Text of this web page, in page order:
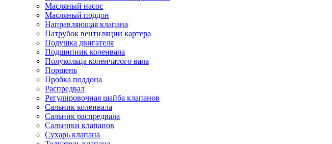
Масляный насос
Масляный поддон
Направляющая клапана
Патрубок вентиляции картера
Подушка двигателя
Подшипник коленвала
Полукольца коленчатого вала
Поршень
Пробка поддона
Распредвал
Регулировочная шайба клапанов
Сальник коленвала
Сальник распредвала
Сальники клапанов
Сухарь клапана